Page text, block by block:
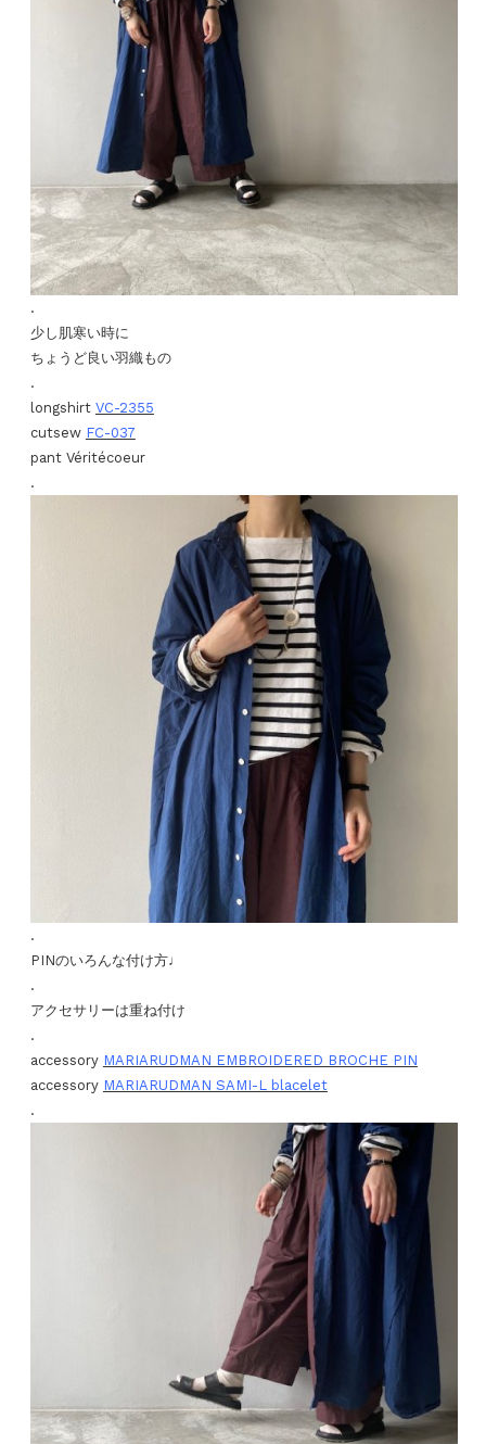
.
少し肌寒い時に
ちょうど良い羽織もの
.
longshirt VC-2355
cutsew FC-037
pant Véritécoeur
.
.
PINのいろんな付け方♩
.
アクセサリーは重ね付け
.
accessory MARIARUDMAN EMBROIDERED BROCHE PIN
accessory MARIARUDMAN SAMI-L blacelet
.